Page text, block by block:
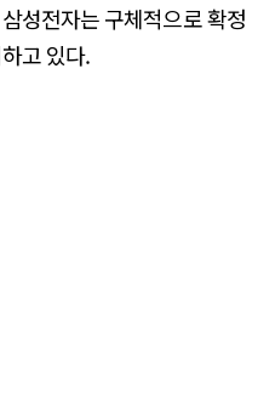
성전자는 구체적으로 확정
고 있다.